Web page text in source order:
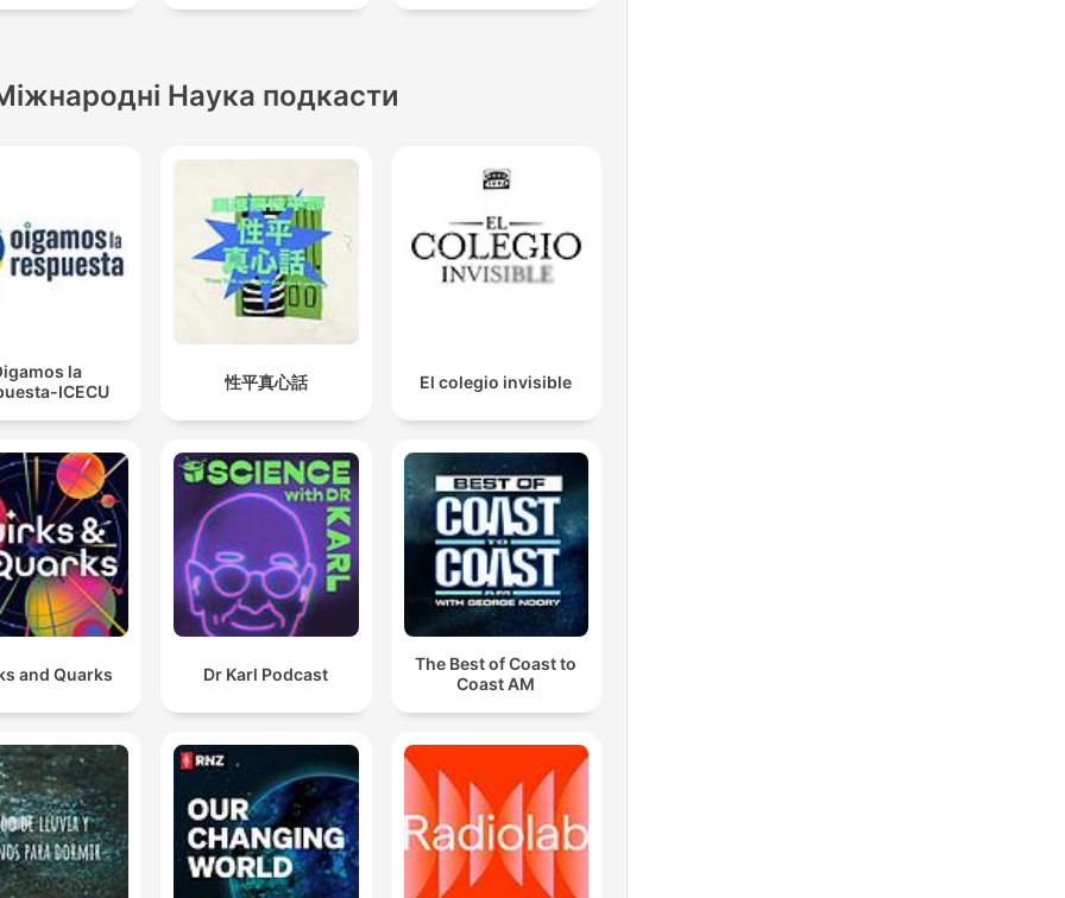
Наука подкасти
la
ICECU
性平真心話 El colegio invisible
and Quarks Dr Karl Podcast
The Best of Coast to
Coast AM